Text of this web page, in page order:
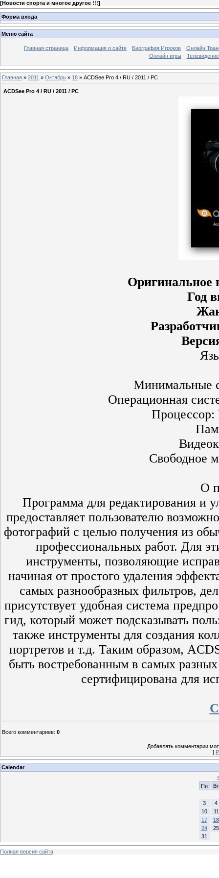
[Новости спорта и многое другое !!!]
Форма входа
Меню сайта
Главная страница Информация о сайте Биография Игроков
Онлайн
Онлайн игры
Телевидение
Главная » 2011 » Октябрь » 18 » ACDSee Pro 4 / RU / 2011 / PC
ACDSee Pro 4 / RU / 2011 / PC
Оригинальное
Год
Минимальные
Операционная
Процессор:
Свободное
О
Программа для редактирования и
предоставляет пользователю
фотографий с целью получения из
профессиональных работ. Для
инструменты, позволяющие
начиная от простого удаления
самых разнообразных фильтров,
присутствует удобная система
гид, который может подсказывать
также инструменты для создания
портретов и т.д. Таким образом,
быть востребованным в самых
сертифицирована для
Всего комментариев: 0
Добавлять комментарии
[
Calendar
Пн
Вт
3
4
10
11
17
18
24
25
31
Полная версия сайта